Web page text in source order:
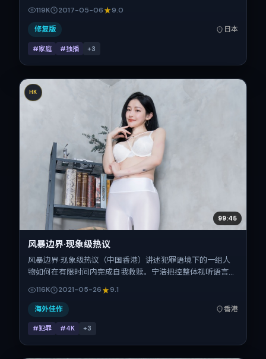
择与反转。2017年5月6日于日本首映（春季档），片长103分
钟，适合喜欢强情节与细腻表演的观众。
119K 2017-05-06 9.0
修复版 日本
#家庭 #独播 +3
HK
99:45
风暴边界·现象级热议
风暴边界·现象级热议（中国香港）讲述犯罪语境下的一组人
物如何在有限时间内完成自我救赎。宁浩把控整体视听语言，
丰富。影片定于 2021-05-26 起陆续登陆院线与网络平台，
春季档公映，片长144分钟。
116K 2021-05-26 9.1
海外佳作 香港
#犯罪 #4K +3